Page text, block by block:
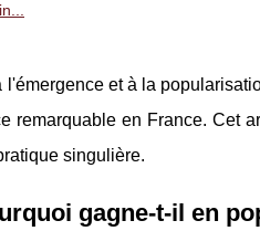
et à la
remarquable en France. Cet
singulière.
gagne-t-il en